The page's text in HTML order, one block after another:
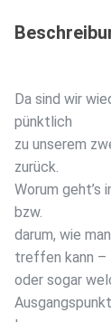
Da sind wir
pünktlich
zu unserem
zurück.
Worum geht’s
bzw.
darum, wie
treffen kann –
oder sogar